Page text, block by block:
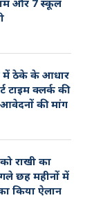
में ठेके के आधार
टाइम क्लर्क की
की मांग
राखी का
छह महीनों में
किया ऐलान